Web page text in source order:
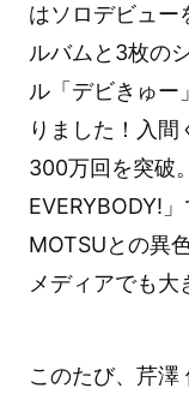
はソロデビュー
ルバムと3枚の
ル「デビきゅー
りました！入
300万回を突破
EVERYBODY!
MOTSUとの異
メディアでも大
このたび、芹澤